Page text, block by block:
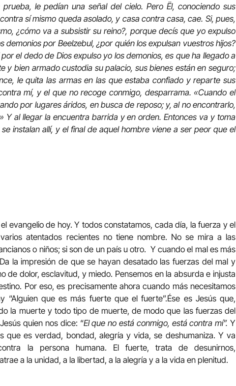
le pedían una señal del cielo. Pero Ël, conociendo sus
sí mismo queda asolado, y casa contra casa, cae. Si, pues,
¿cómo va a subsistir su reino?, porque decís que yo expulso
demonios por Beelzebul, ¿por quién los expulsan vuestros hijos?
el dedo de Dios expulso yo los demonios, es que ha llegado a
y bien armado custodia su palacio, sus bienes están en seguro;
le quita las armas en las que estaba confiado y reparte sus
mí, y el que no recoge conmigo, desparrama. «Cuando el
por lugares áridos, en busca de reposo; y, al no encontrarlo,
Y al llegar la encuentra barrida y en orden. Entonces va y toma
instalan allí, y el final de aquel hombre viene a ser peor que el
evangelio de hoy. Y todos constatamos, cada día, la fuerza y el
atentados recientes no tiene nombre. No se mira a las
o niños; si son de un país u otro. Y cuando el mal es más
la impresión de que se hayan desatado las fuerzas del mal y
de dolor, esclavitud, y miedo. Pensemos en la absurda e injusta
Por eso, es precisamente ahora cuando más necesitamos
“Alguien que es más fuerte que el fuerte”.Ése es Jesús que,
la muerte y todo tipo de muerte, de modo que las fuerzas del
quien nos dice: “El que no está conmigo, está contra mí”. Y
que es verdad, bondad, alegría y vida, se deshumaniza. Y va
la persona humana. El fuerte, trata de desunirnos,
a la unidad, a la libertad, a la alegría y a la vida en plenitud.